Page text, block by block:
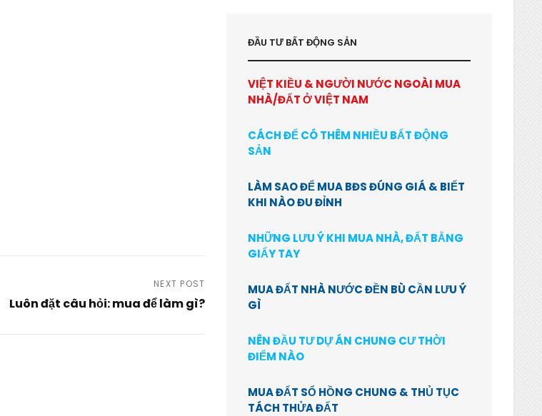
NEXT POST
Luôn đặt câu hỏi: mua để làm gì?
ĐẦU TƯ BẤT ĐỘNG SẢN
VIỆT KIỀU & NGƯỜI NƯỚC NGOÀI MUA
NHÀ/ĐẤT Ở VIỆT NAM
CÁCH ĐỂ CÓ THÊM NHIỀU BẤT ĐỘNG
SẢN
LÀM SAO ĐỂ MUA BĐS ĐÚNG GIÁ & BIẾT
KHI NÀO ĐU ĐỈNH
NHỮNG LƯU Ý KHI MUA NHÀ, ĐẤT BẰNG
GIẤY TAY
MUA ĐẤT NHÀ NƯỚC ĐỀN BÙ CẦN LƯU Ý
GÌ
NÊN ĐẦU TƯ DỰ ÁN CHUNG CƯ THỜI
ĐIỂM NÀO
MUA ĐẤT SỔ HỒNG CHUNG & THỦ TỤC
TÁCH THỬA ĐẤT